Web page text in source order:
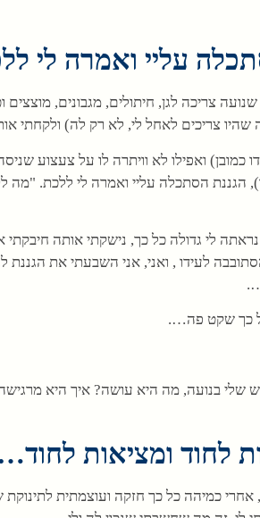
עליי ואמרה לי
צריכה לגן, חיתולים, מגבונים,
צריכים לאחל לי, לא רק לה) ולקחתי
ואפילו לא וויתרה לו על צעצוע
הגננת הסתכלה עליי ואמרה לי ללכת.
לי גדולה כל כך, נישקתי אותה חיבקתי
לעידו , ואני, אני השבעתי את
כך שקט פה….
שלי בנועה, מה היא עושה? איך היא
לחוד ומציאות
, אחרי כמיהה כל כך חזקה ועוצמתית